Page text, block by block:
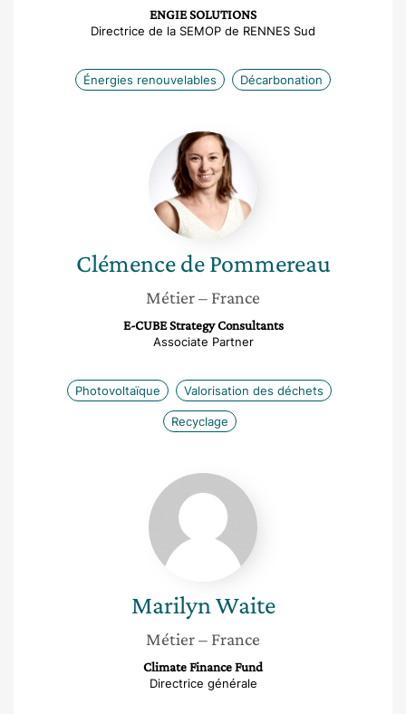
ENGIE SOLUTIONS
Directrice de la SEMOP de RENNES Sud
Énergies renouvelables Décarbonation
Clémence
de
Pommereau
Clémence de Pommereau
Métier– France
E-CUBE Strategy Consultants
Associate Partner
Photovoltaïque Valorisation des déchets
Recyclage
Marilyn
Waite
MarilynWaite
Métier– France
Climate Finance Fund
Directrice générale